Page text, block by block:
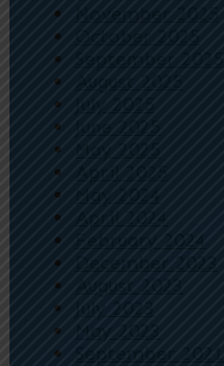
November 2025
October 2025
September 2025
August 2025
July 2025
June 2025
May 2025
April 2025
May 2024
April 2024
February 2024
December 2023
August 2023
July 2023
May 2023
September 2021